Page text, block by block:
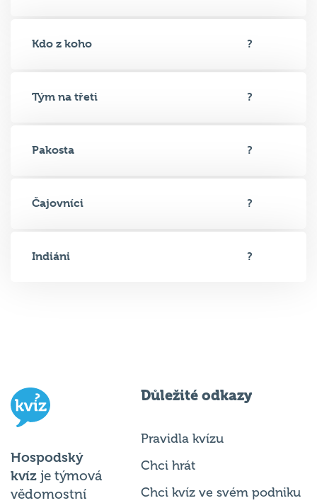
Kdo z koho ?
Tým na třeti ?
Pakosta ?
Čajovníci ?
Indiáni ?
Hospodský
kvíz je týmová
vědomostní
Důležité odkazy
Pravidla kvízu
Chci hrát
Chci kvíz ve svém podniku